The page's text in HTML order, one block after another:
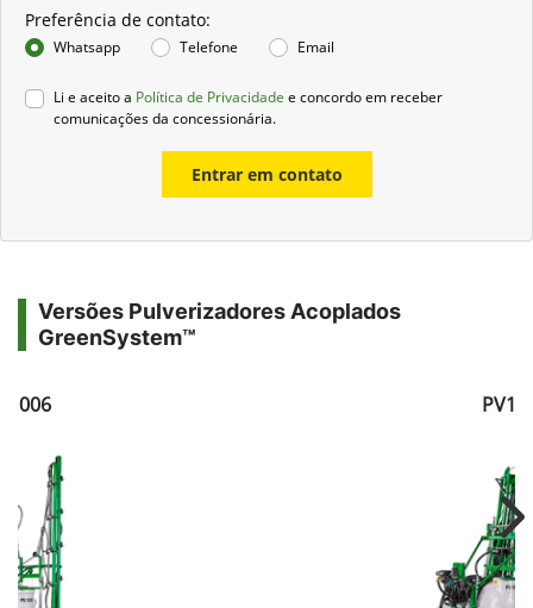
Preferência de contato:
Whatsapp Telefone Email
Li e aceito a Política de Privacidade e concordo em receber
comunicações da concessionária.
Entrar em contato
Versões Pulverizadores Acoplados
GreenSystem™